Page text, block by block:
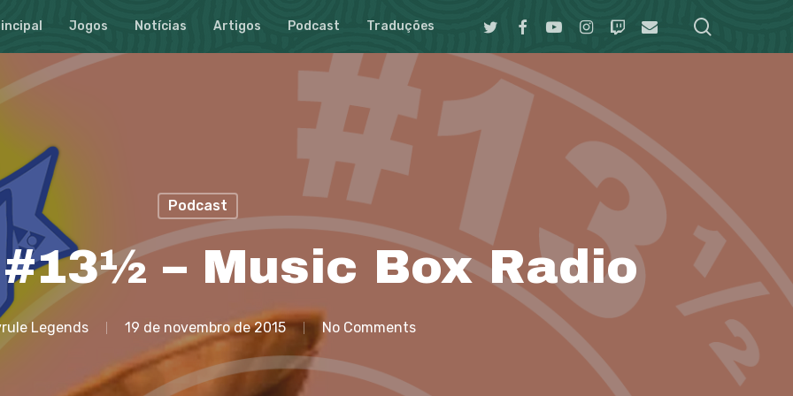
Jogos Notícias Artigos Podcast Traduções TwitterFacebookYoutubeInstagramTwitchEmail
Podcast
– Music Box Radio
Legends 19 de novembro de 2015 No Comments